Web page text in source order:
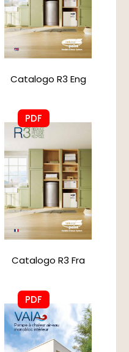
Catalogo R3 Eng
PDF
Catalogo R3 Fra
PDF